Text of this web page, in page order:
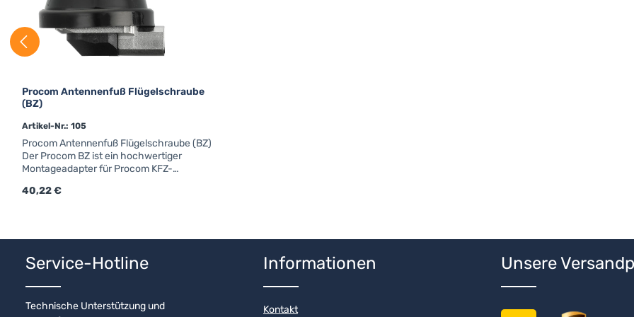
Procom Antennenfuß Flügelschraube
(BZ)
Artikel-Nr.: 105
Procom Antennenfuß Flügelschraube (BZ)
Der Procom BZ ist ein hochwertiger
Montageadapter für Procom KFZ-
DatenProcom BZ-FUßGewinde für
Regulärer Preis:
40,22 €
Produkt Anzahl: Gib den gewünschten Wert ein oder benutze die
Service-Hotline
Technische Unterstützung und
Informationen
Kontakt
Unsere